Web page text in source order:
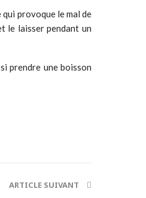
provoque le mal de
le laisser pendant un
prendre une boisson
ARTICLE SUIVANT